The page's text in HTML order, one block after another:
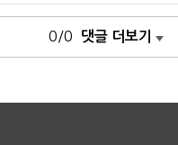
0/0 댓글 더보기